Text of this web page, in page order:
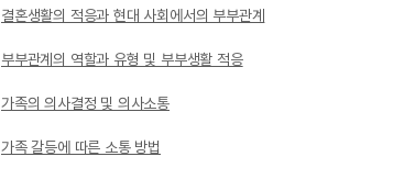
결혼생활의 적응과 현대 사회에서의 부부관계
부부관계의 역할과 유형 및 부부생활 적응
가족의 의사결정 및 의사소통
가족 갈등에 따른 소통 방법